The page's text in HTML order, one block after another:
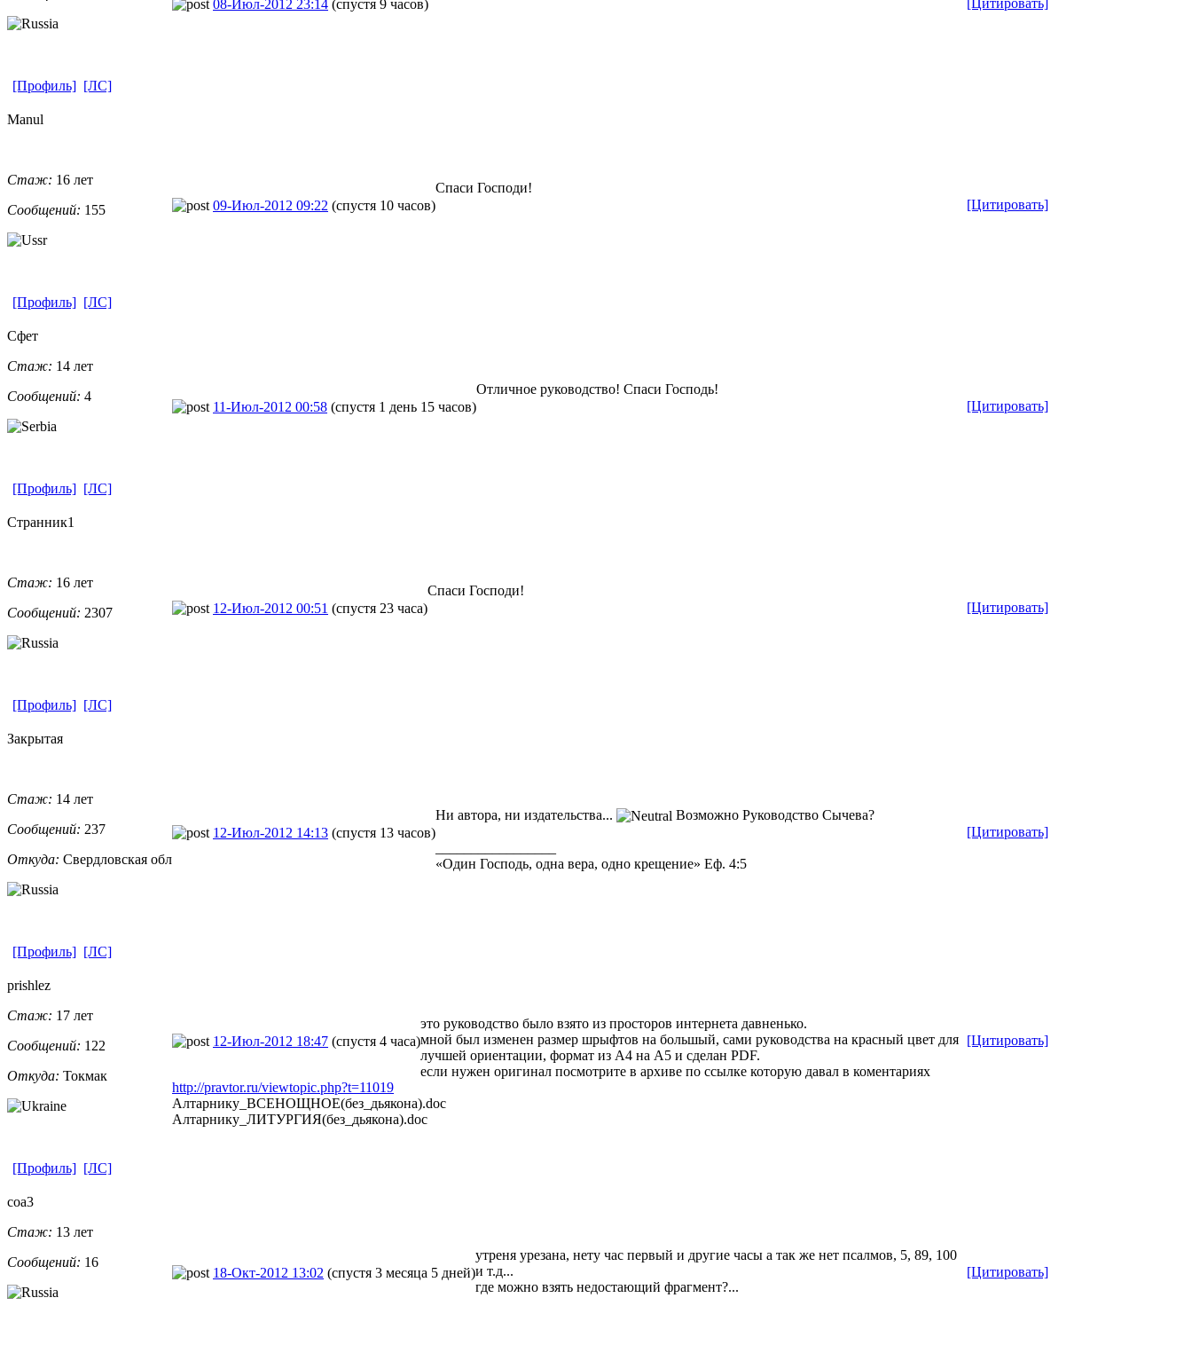
08-Июл-2012 23:14 (спустя 9 часов)
[Профиль] [ЛС]
Manul
Стаж: 16 лет
Сообщений: 155 09-Июл-2012 09:22 (спустя 10 часов) [Цитировать]
Спаси Господи!
[Профиль] [ЛС]
Cфет
Стаж: 14 лет
Сообщений: 4
11-Июл-2012 00:58 (спустя 1 день 15 часов) [Цитировать]
Отличное руководство! Спаси Господь!
[Профиль] [ЛС]
Странник1
Стаж: 16 лет
Сообщений: 2307 12-Июл-2012 00:51 (спустя 23 часа) [Цитировать]
Спаси Господи!
[Профиль] [ЛС]
Закрытая
Стаж: 14 лет
Сообщений: 237
Откуда: Свердловская ​ обл
12-Июл-2012 14:13 (спустя 13 часов) [Цитировать]
Ни автора, ни издательства... Возможно Руководство Сычева?
«Один Господь, одна вера, одно крещение» Еф. 4:5
[Профиль] [ЛС]
prishlez
Стаж: 17 лет
Сообщений: 122
Откуда: Токмак
12-Июл-2012 18:47 (спустя 4 часа) [Цитировать]
это руководство было взято из просторов интернета давненько.
мной был изменен размер шрыфтов на большый, сами руководства на красный цвет для
лучшей ориентации, формат из А4 на А5 и сделан PDF.
если нужен оригинал посмотрите в архиве по ссылке которую давал в коментариях
http://pravtor.ru/viewtopic.php?t=11019
Алтарнику_ВСЕНОЩНОЕ(без_дьякона).doc
Алтарнику_ЛИТУРГИЯ(без_дьякона).doc
[Профиль] [ЛС]
coa3
Стаж: 13 лет
Сообщений: 16
18-Окт-2012 13:02 (спустя 3 месяца 5 дней) [Цитировать]
утреня урезана, нету час первый и другие часы а так же нет псалмов, 5, 89, 100
и т.д...
где можно взять недостающий фрагмент?...